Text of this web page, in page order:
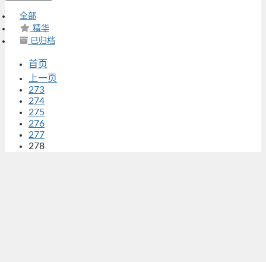
全部
精华
已归档
首页
上一页
273
274
275
276
277
278